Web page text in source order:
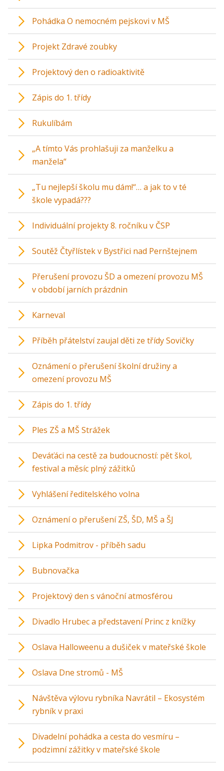
Pohádka O nemocném pejskovi v MŠ
Projekt Zdravé zoubky
Projektový den o radioaktivitě
Zápis do 1. třídy
Rukulíbám
„A tímto Vás prohlašuji za manželku a
manžela“
„Tu nejlepší školu mu dám!“… a jak to v té
škole vypadá???
Individuální projekty 8. ročníku v ČSP
Soutěž Čtyřlístek v Bystřici nad Pernštejnem
Přerušení provozu ŠD a omezení provozu MŠ
v období jarních prázdnin
Karneval
Příběh přátelství zaujal děti ze třídy Sovičky
Oznámení o přerušení školní družiny a
omezení provozu MŠ
Zápis do 1. třídy
Ples ZŠ a MŠ Strážek
Deváťáci na cestě za budoucností: pět škol,
festival a měsíc plný zážitků
Vyhlášení ředitelského volna
Oznámení o přerušení ZŠ, ŠD, MŠ a ŠJ
Lipka Podmitrov - příběh sadu
Bubnovačka
Projektový den s vánoční atmosférou
Divadlo Hrubec a představení Princ z knížky
Oslava Halloweenu a dušiček v mateřské škole
Oslava Dne stromů - MŠ
Návštěva výlovu rybníka Navrátil – Ekosystém
rybník v praxi
Divadelní pohádka a cesta do vesmíru –
podzimní zážitky v mateřské škole